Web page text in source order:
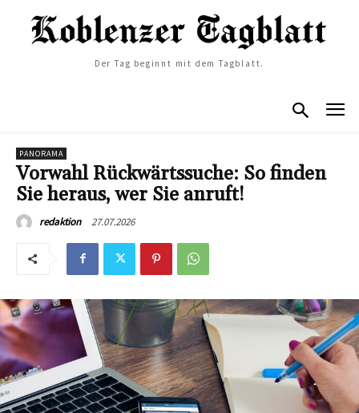
Der Tag beginnt mit dem Tagblatt.
PANORAMA
Vorwahl Rückwärtssuche: So finden
Sie heraus, wer Sie anruft!
redaktion 27.07.2026